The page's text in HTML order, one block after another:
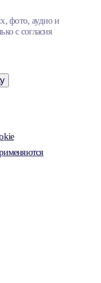
фото, аудио и
с согласия